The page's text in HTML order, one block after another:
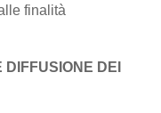
finalità
DEI